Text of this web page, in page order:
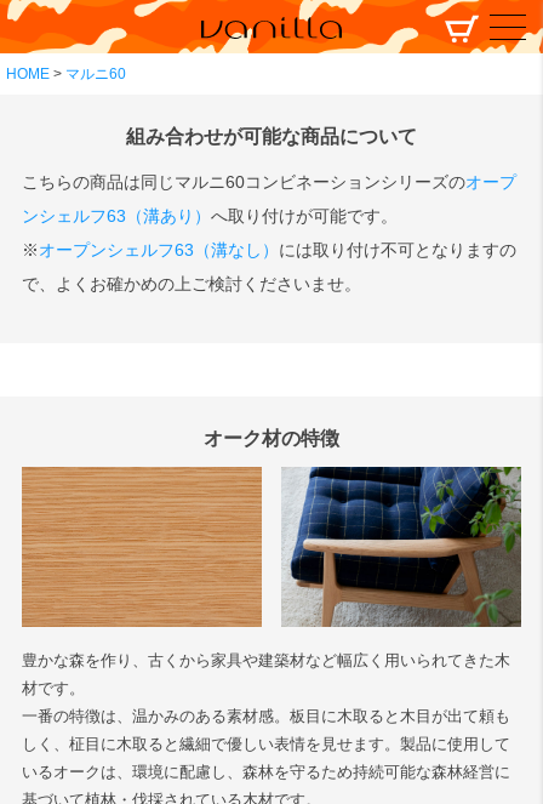
HOME マルニ60
検索
組み合わせが可能な商品について
こちらの商品は同じマルニ60コンビネーションシリーズのオープ
ンシェルフ63（溝あり） へ取り付けが可能です。
※オープンシェルフ63（溝なし） には取り付け不可となりますの
で、よくお確かめの上ご検討くださいませ。
オーク材の特徴
豊かな森を作り、古くから家具や建築材など幅広く用いられてきた木
材です。
一番の特徴は、温かみのある素材感。板目に木取ると木目が出て頼も
しく、柾目に木取ると繊細で優しい表情を見せます。製品に使用して
いるオークは、環境に配慮し、森林を守るため持続可能な森林経営に
基づいて植林・伐採されている木材です。